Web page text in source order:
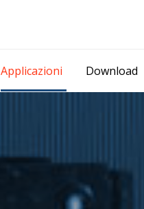
Applicazioni Download